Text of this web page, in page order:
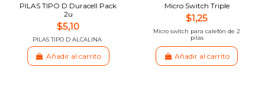
PILAS TIPO D Duracell Pack
2u
$5,10
PILAS TIPO D ALCALINA
Añadir al carrito
Micro Switch Triple
$1,25
Micro switch para calefón de 2
pilas
Añadir al carrito